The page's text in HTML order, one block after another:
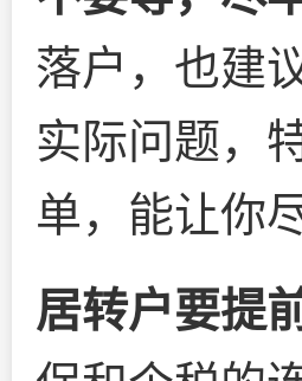
落户，也建
实际问题，
单，能让你
居转户要提